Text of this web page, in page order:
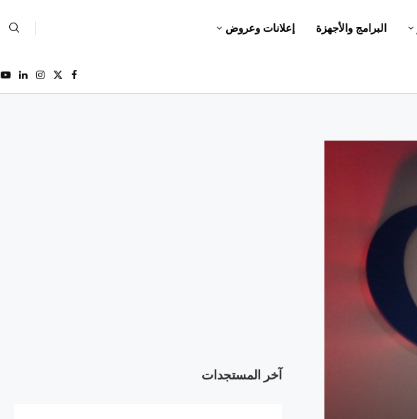
البرامج والأجهزة إعلانات وعروض
آخر المستجدات